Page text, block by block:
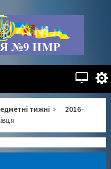
тижні
2016-